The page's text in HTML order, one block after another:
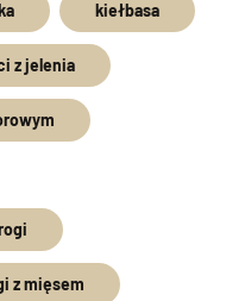
kiełbasa
z jelenia
z mięsem